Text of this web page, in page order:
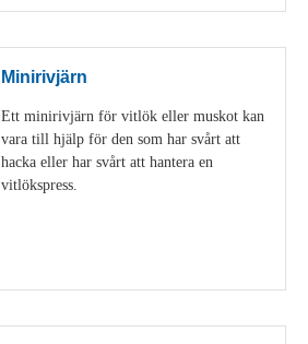
Minirivjärn
Ett minirivjärn för vitlök eller muskot kan
vara till hjälp för den som har svårt att
hacka eller har svårt att hantera en
vitlökspress.